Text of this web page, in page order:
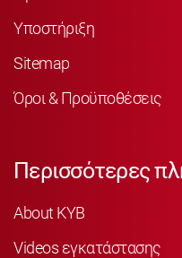
Υποστήριξη
Sitemap
Όροι & Προϋποθέσεις
Περισσότερες
About KYB
Videos εγκατάστασης